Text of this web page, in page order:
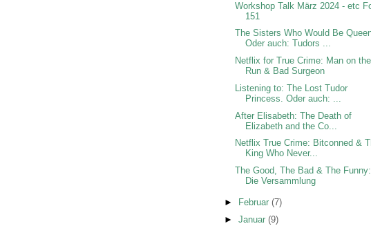
Workshop Talk März 2024 - etc
151
The Sisters Who Would Be
Oder auch: Tudors ...
Netflix for True Crime: Man on the
Run & Bad Surgeon
Listening to: The Lost Tudor
Princess. Oder auch: ...
After Elisabeth: The Death of
Elizabeth and the Co...
Netflix True Crime: Bitconned &
King Who Never...
The Good, The Bad & The Funny:
Die Versammlung
► Februar (7)
► Januar (9)